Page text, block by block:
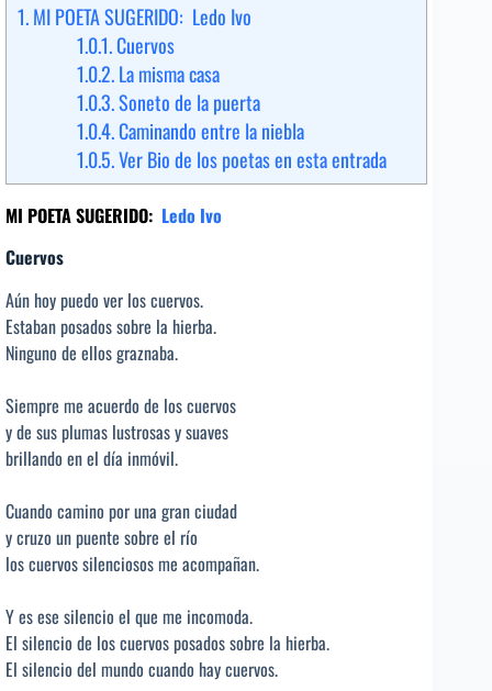
1.MI POETA SUGERIDO: Ledo Ivo
1.0.1.Cuervos
1.0.2.La misma casa
1.0.3.Soneto de la puerta
1.0.4.Caminando entre la niebla
1.0.5.Ver Bio de los poetas en esta entrada
MI POETA SUGERIDO: Ledo Ivo
Cuervos
Aún hoy puedo ver los cuervos.
Estaban posados sobre la hierba.
Ninguno de ellos graznaba.
Siempre me acuerdo de los cuervos
y de sus plumas lustrosas y suaves
brillando en el día inmóvil.
Cuando camino por una gran ciudad
y cruzo un puente sobre el río
los cuervos silenciosos me acompañan.
Y es ese silencio el que me incomoda.
El silencio de los cuervos posados sobre la hierba.
El silencio del mundo cuando hay cuervos.